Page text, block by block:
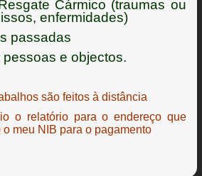
Cármico (traumas ou
enfermidades)
passadas
e objectos.
são feitos à distância
o relatório para o endereço que
meu NIB para o pagamento